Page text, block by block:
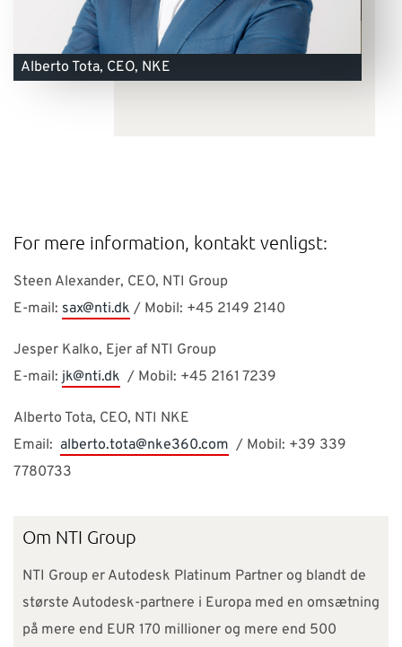
Alberto Tota, CEO, NKE
For mere information, kontakt venligst:
Steen Alexander, CEO, NTI Group
E-mail: sax@nti.dk / Mobil: +45 2149 2140
Jesper Kalko, Ejer af NTI Group
E-mail: jk@nti.dk / Mobil: +45 2161 7239
Alberto Tota, CEO, NTI NKE
Email: alberto.tota@nke360.com / Mobil: +39 339
7780733
Om NTI Group
NTI Group er Autodesk Platinum Partner og blandt de
største Autodesk-partnere i Europa med en omsætning
på mere end EUR 170 millioner og mere end 500